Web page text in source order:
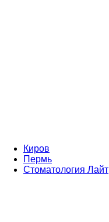
Киров
Пермь
Стоматология Лайт